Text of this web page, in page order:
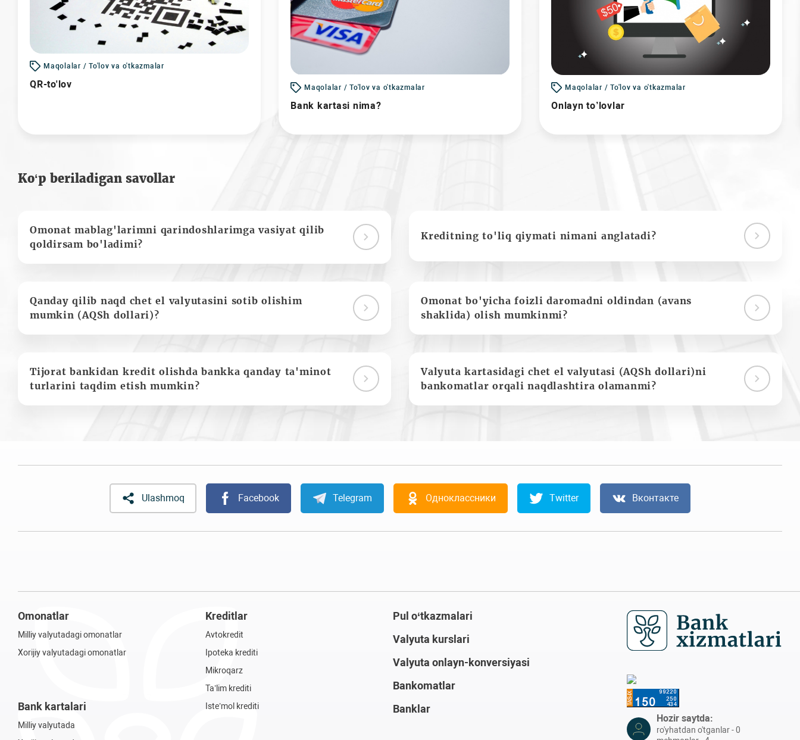
Maqolalar / To'lov va o'tkazmalar
QR-to'lov Maqolalar / To'lov va o'tkazmalar
Bank kartasi nima?
Maqolalar / To'lov va o'tkazmalar
Onlayn to’lovlar
Ko‘p beriladigan savollar
Omonat mablag'larimni qarindoshlarimga vasiyat qilib
qoldirsam bo'ladimi?
Kreditning to'liq qiymati nimani anglatadi?
Qanday qilib naqd chet el valyutasini sotib olishim
mumkin (AQSh dollari)?
Omonat bo'yicha foizli daromadni oldindan (avans
shaklida) olish mumkinmi?
Tijorat bankidan kredit olishda bankka qanday ta'minot
turlarini taqdim etish mumkin?
Valyuta kartasidagi chet el valyutasi (AQSh dollari)ni
bankomatlar orqali naqdlashtira olamanmi?
Ulashmoq Facebook Telegram Одноклассники Twitter Вконтакте
Omonatlar
Milliy valyutadagi omonatlar
Xorijiy valyutadagi omonatlar
Bank kartalari
Milliy valyutada
Kreditlar
Avtokredit
Ipoteka krediti
Mikroqarz
Ta’lim krediti
Iste’mol krediti
Pul o‘tkazmalari
Valyuta kurslari
Valyuta onlayn-konversiyasi
Bankomatlar
Banklar
Hozir saytda:
ro'yhatdan o'tganlar - 0